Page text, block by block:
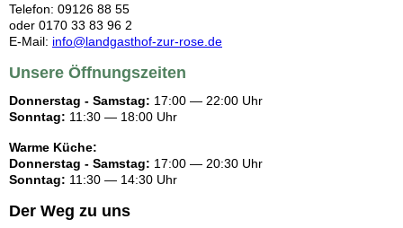
Telefon: 09126 88 55
oder 0170 33 83 96 2
E-Mail: info@landgasthof-zur-rose.de
Unsere Öffnungszeiten
Donnerstag - Samstag: 17:00 — 22:00 Uhr
Sonntag: 11:30 — 18:00 Uhr
Warme Küche:
Donnerstag - Samstag: 17:00 — 20:30 Uhr
Sonntag: 11:30 — 14:30 Uhr
Der Weg zu uns